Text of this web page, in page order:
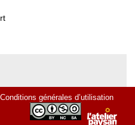
Conditions générales d’utilisation